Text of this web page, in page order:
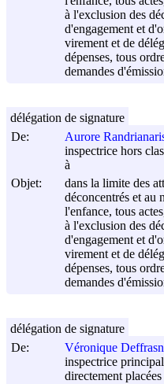
à l'exclusion des
d'engagement et
virement et de
dépenses, tous
demandes
De:
Aurore
inspectrice hors
à
Objet:
dans la limite des
déconcentrés et au
l'enfance, tous
à l'exclusion des
d'engagement et
virement et de
dépenses, tous
demandes
délégation de signature
De:
Véronique
inspectrice
directement
délégation de signature